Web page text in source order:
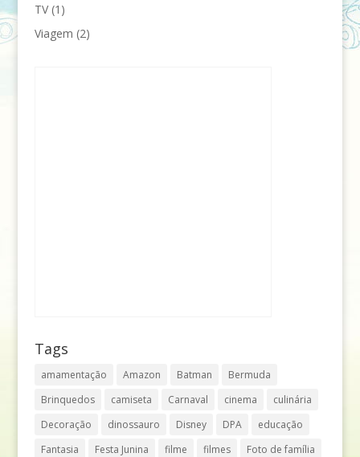
TV(1)
Viagem (2)
Tags
amamentação Amazon Batman
Bermuda
Brinquedos
camiseta Carnaval cinema
culinária
Decoração
dinossauro Disney DPA
educação
Fantasia
Festa Junina filme filmes
Foto de família